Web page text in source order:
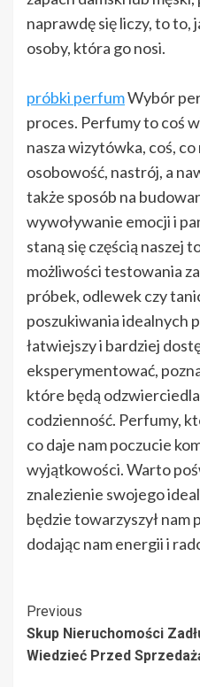
naprawdę się liczy, to to,
osoby, która go nosi.
próbki perfumWybór
proces. Perfumy to coś
nasza wizytówka, coś, co
osobowość, nastrój, a
także sposób na
wywoływanie emocji i
staną się częścią naszej
możliwości testowania
próbek, odlewek czy
poszukiwania idealnych
łatwiejszy i bardziej
eksperymentować,
które będą
codzienność. Perfumy,
co daje nam poczucie
wyjątkowości. Warto
znalezienie swojego
będzie towarzyszył nam
dodając nam energii i
Post
Navigation
Previous
Skup Nieruchomości
Wiedzieć Przed